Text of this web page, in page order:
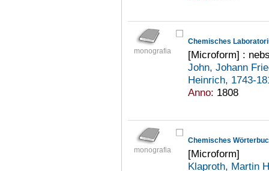
monografia
[Microform] :
John, Johann
Heinrich, 1743-
Anno: 1808
monografia
Chemisches
[Microform]
Klaproth, Martin